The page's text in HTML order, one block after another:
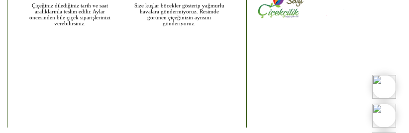
Çiçeğiniz dilediğiniz tarih ve saat
aralıklarınla teslim edilir. Aylar
öncesinden bile çiçek siparişlerinizi
verebilirsiniz.
Size kuşlar böcekler gösterip yağmurlu
havalara göndermiyoruz. Resimde
görünen çiçeğinizin aynsını
gönderiyoruz.